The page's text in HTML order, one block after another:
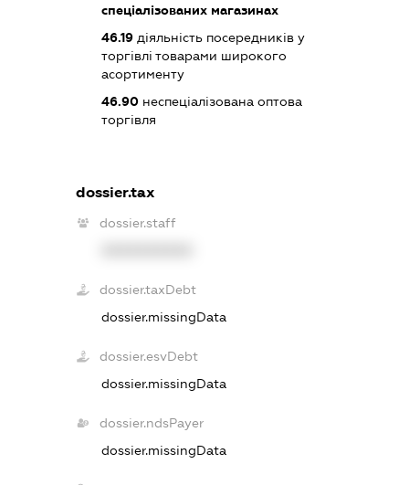
спеціалізованих магазинах
46.19 діяльність посередників у
торгівлі товарами широкого
асортименту
46.90 неспеціалізована оптова
торгівля
dossier.tax
dossier.staff
dossier.taxDebt
dossier.missingData
dossier.esvDebt
dossier.missingData
dossier.ndsPayer
dossier.missingData